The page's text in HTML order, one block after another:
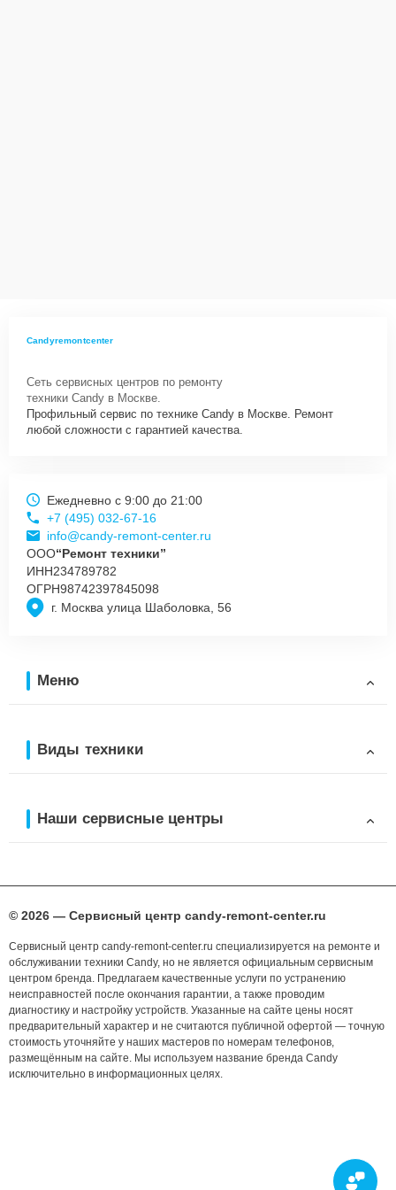
Candyremontcenter
Сеть сервисных центров по ремонту
техники Candy в Москве.
Профильный сервис по технике Candy в Москве. Ремонт
любой сложности с гарантией качества.
г. Москва улица Шаболовка, 56
Ежедневно с 9:00 до 21:00
+7 (495) 032-67-16
info@candy-remont-center.ru
ООО“Ремонт техники”
ИНН234789782
ОГРН98742397845098
Меню
Виды техники
Наши сервисные центры
© 2026 — Сервисный центр candy-remont-center.ru
Сервисный центр candy-remont-center.ru специализируется на ремонте и
обслуживании техники Candy, но не является официальным сервисным
центром бренда. Предлагаем качественные услуги по устранению
неисправностей после окончания гарантии, а также проводим
диагностику и настройку устройств. Указанные на сайте цены носят
предварительный характер и не считаются публичной офертой — точную
стоимость уточняйте у наших мастеров по номерам телефонов,
размещённым на сайте. Мы используем название бренда Candy
исключительно в информационных целях.